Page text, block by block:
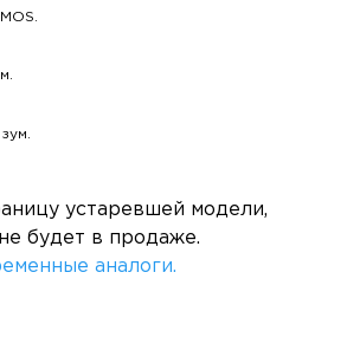
устаревшей модели,
будет в продаже.
аналоги.